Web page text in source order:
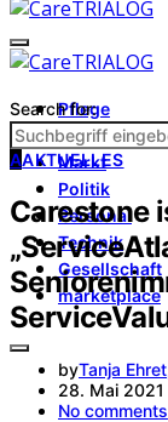
Pflege
Architektur
Markt
Politik
Personal
Technik
Gesellschaft
marketplace
Search for:
AAKTUELLES
Carestone
byTanja
28. Mai 2021
No comments